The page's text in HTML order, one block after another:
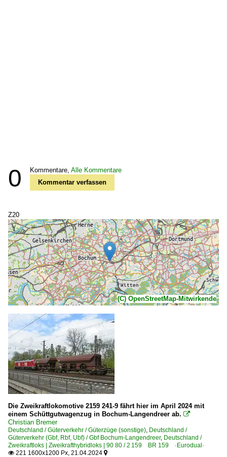
0 Kommentare, Alle Kommentare
Kommentar verfassen
Z20
(C) OpenStreetMap-Mitwirkende
Die Zweikraftlokomotive 2159 241-9 fährt hier im April 2024 mit
einem Schüttgutwagenzug in Bochum-Langendreer ab. 
Christian Bremer
Deutschland / Güterverkehr / Güterzüge (sonstige), Deutschland /
Güterverkehr (Gbf, Rbf, Ubf) / Gbf Bochum-Langendreer, Deutschland /
Zweikraftloks | Zweikrafthybridloks | 90 80 / 2 159 BR 159 ·Eurodual·
 221 1600x1200 Px, 21.04.2024 